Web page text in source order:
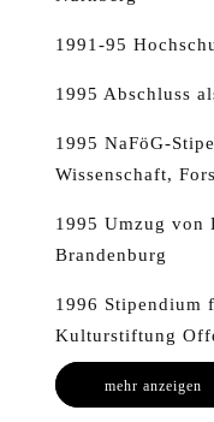
1991-95
1995 Abschluss
1995 NaFöG-
Wissenschaft,
1995 Umzug von
Brandenburg
1996 Stipendium
Kulturstiftung
mehr anzeigen